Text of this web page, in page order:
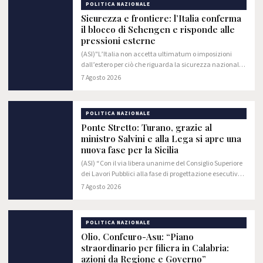
POLITICA NAZIONALE
Sicurezza e frontiere: l’Italia conferma
il blocco di Schengen e risponde alle
pressioni esterne
(ASI)"L’Italia non accetta ultimatum o imposizioni
dall’estero per ciò che riguarda la sicurezza nazionale
ed il controllo delle frontiere. Non intendiamo in nessun
7 Agosto 2026
POLITICA NAZIONALE
Ponte Stretto: Turano, grazie al
ministro Salvini e alla Lega si apre una
nuova fase per la Sicilia
(ASI) “Con il via libera unanime del Consiglio Superiore
dei Lavori Pubblici alla fase di progettazione esecutiva
del Ponte sullo Stretto si apre un nuovo scenario per la
7 Agosto 2026
POLITICA NAZIONALE
Olio, Confeuro-Asu: “Piano
straordinario per filiera in Calabria:
azioni da Regione e Governo”